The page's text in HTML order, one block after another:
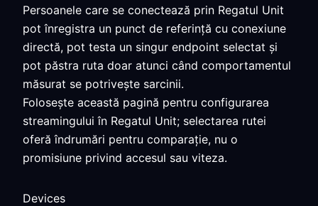
Persoanele care se conectează prin Regatul Unit
pot înregistra un punct de referință cu conexiune
directă, pot testa un singur endpoint selectat și
pot păstra ruta doar atunci când comportamentul
măsurat se potrivește sarcinii.
Folosește această pagină pentru configurarea
streamingului în Regatul Unit; selectarea rutei
oferă îndrumări pentru comparație, nu o
promisiune privind accesul sau viteza.
Devices